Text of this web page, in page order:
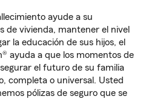
ayude a su
de vivienda, mantener el nivel
la educación de sus hijos, el
ayuda a que los momentos de
el futuro de su familia
completa o universal. Usted
pólizas de seguro que se